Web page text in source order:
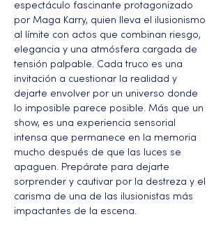
espectáculo fascinante protagonizado
por Maga Karry, quien lleva el ilusionismo
al límite con actos que combinan riesgo,
elegancia y una atmósfera cargada de
tensión palpable. Cada truco es una
invitación a cuestionar la realidad y
dejarte envolver por un universo donde
lo imposible parece posible. Más que un
show, es una experiencia sensorial
intensa que permanece en la memoria
mucho después de que las luces se
apaguen. Prepárate para dejarte
sorprender y cautivar por la destreza y el
carisma de una de las ilusionistas más
impactantes de la escena.